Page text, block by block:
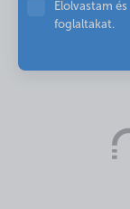
Elolvastam
foglaltakat.